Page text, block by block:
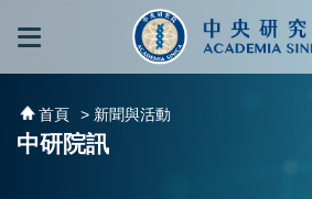
跳到主要內容區塊
首頁 > 新聞與活動
中研院訊